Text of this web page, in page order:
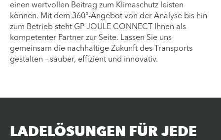
einen wertvollen Beitrag zum Klimaschutz leisten
können. Mit dem 360°-Angebot von der Analyse bis hin
zum Betrieb steht GP JOULE CONNECT Ihnen als
kompetenter Partner zur Seite. Lassen Sie uns
gemeinsam die nachhaltige Zukunft des Transports
gestalten – sauber, effizient und innovativ.
LADELÖSUNGEN FÜR JEDE